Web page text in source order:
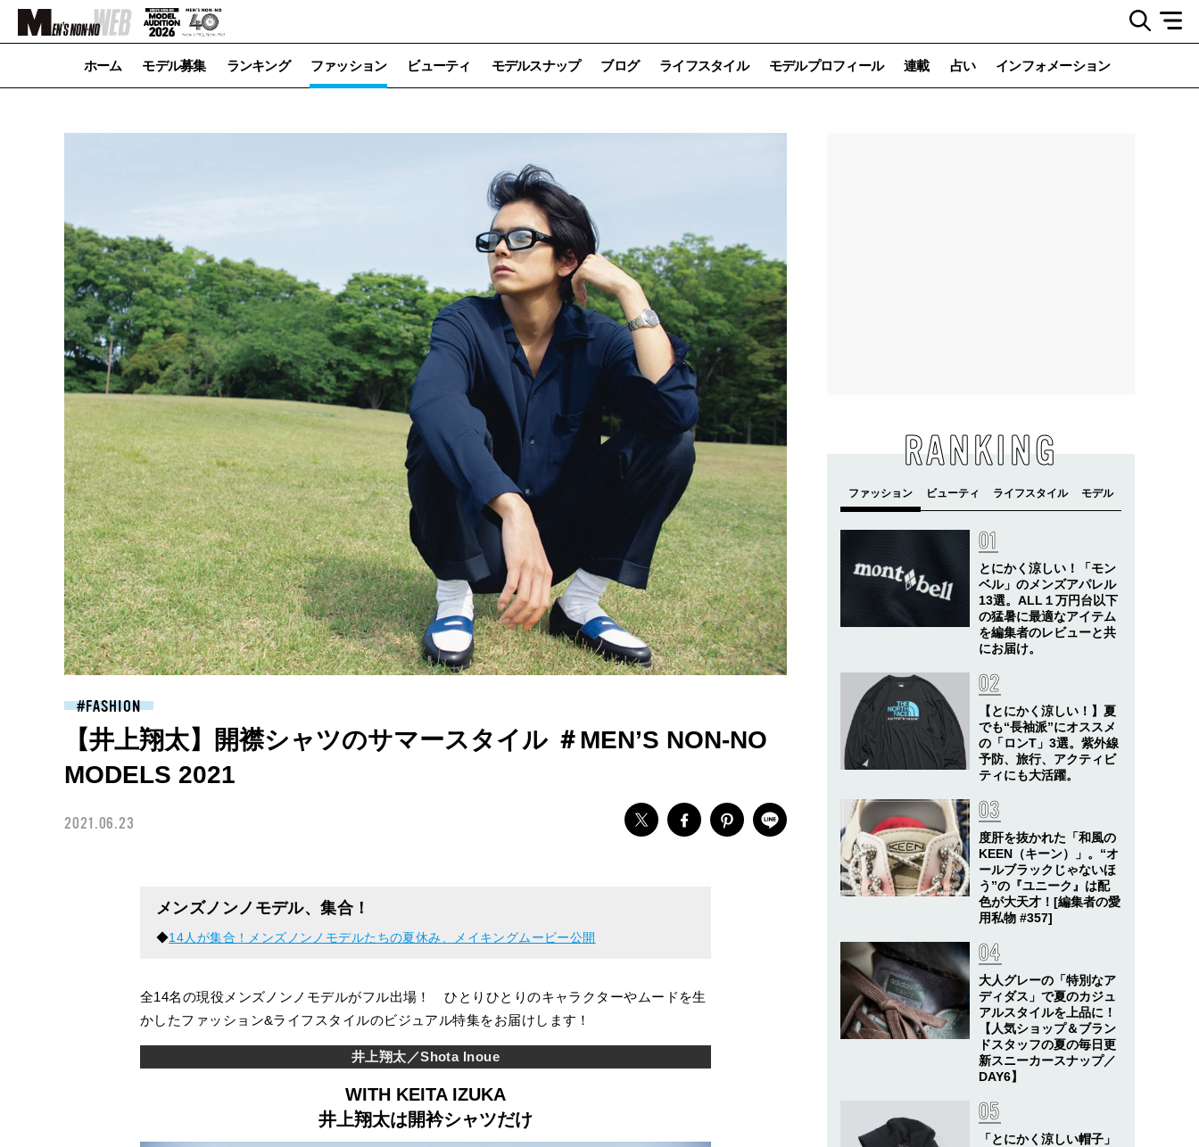
ホーム モデル募集 ランキング ファッション ビューティ モデルスナップ ブログ ライフスタイル モデルプロフィール 連載 占い インフォメーション
FASHION
【井上翔太】開襟シャツのサマースタイル ＃MEN’S NON-NO
MODELS 2021
2021.06.23
メンズノンノモデル、集合！
◆14人が集合！メンズノンノモデルたちの夏休み、メイキングムービー公開
全14名の現役メンズノンノモデルがフル出場！ ひとりひとりのキャラクターやムードを生
かしたファッション&ライフスタイルのビジュアル特集をお届けします！
井上翔太／Shota Inoue
WITH KEITA IZUKA
井上翔太は開衿シャツだけ
RANKING
とにかく涼しい！「モン
ベル」のメンズアパレル
13選。ALL１万円台以下
の猛暑に最適なアイテム
を編集者のレビューと共
にお届け。
【とにかく涼しい！】夏
でも“長袖派”にオススメ
の「ロンT」3選。紫外線
予防、旅行、アクティビ
ティにも大活躍。
度肝を抜かれた「和風の
KEEN（キーン）」。“オ
ールブラックじゃないほ
う”の『ユニーク』は配
色が大天才！[編集者の愛
用私物 #357]
大人グレーの「特別なア
ディダス」で夏のカジュ
アルスタイルを上品に！
【人気ショップ＆ブラン
ドスタッフの夏の毎日更
新スニーカースナップ／
DAY6】
「とにかく涼しい帽子」